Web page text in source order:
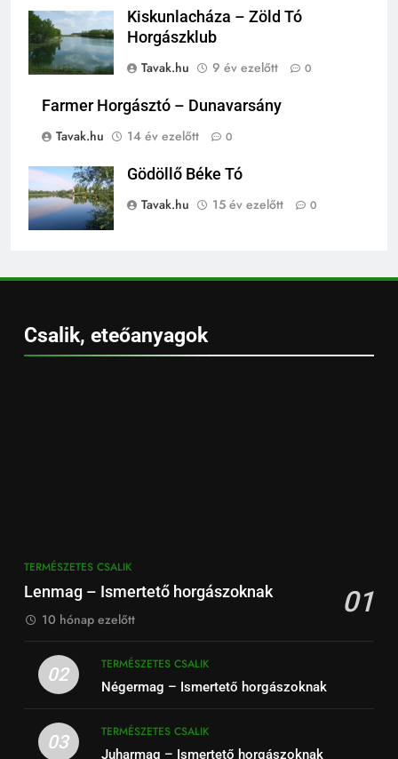
Kiskunlacháza – Zöld Tó
Horgászklub
Tavak.hu
9 év ezelőtt 0
Farmer Horgásztó – Dunavarsány
Tavak.hu
14 év ezelőtt 0
Gödöllő Béke Tó
Tavak.hu
15 év ezelőtt 0
Csalik, eteőanyagok
TERMÉSZETES CSALIK
Lenmag – Ismertető horgászoknak 01
10 hónap ezelőtt
02
TERMÉSZETES CSALIK
Négermag – Ismertető horgászoknak
03
TERMÉSZETES CSALIK
Juharmag – Ismertető horgászoknak